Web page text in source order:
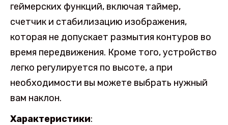
геймерских функций, включая таймер,
счетчик и стабилизацию изображения,
которая не допускает размытия контуров во
время передвижения. Кроме того, устройство
легко регулируется по высоте, а при
необходимости вы можете выбрать нужный
вам наклон.
Характеристики: